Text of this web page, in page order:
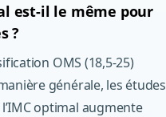
est-il le même pour
?
OMS (18,5-25)
générale, les études
optimal augmente